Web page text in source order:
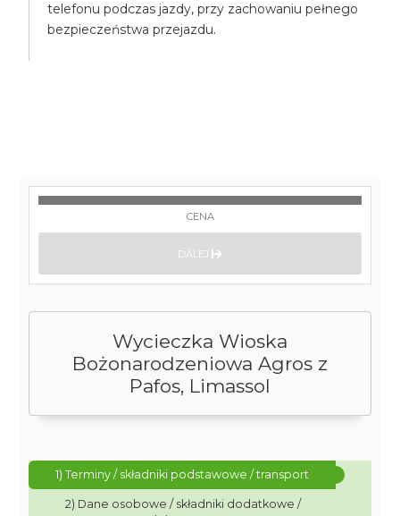
telefonu podczas jazdy, przy zachowaniu pełnego
bezpieczeństwa przejazdu.
Wycieczka Wioska
Bożonarodzeniowa Agros z
Pafos, Limassol
1) Terminy / składniki podstawowe / transport
2) Dane osobowe / składniki dodatkowe /
CENA
DALEJ